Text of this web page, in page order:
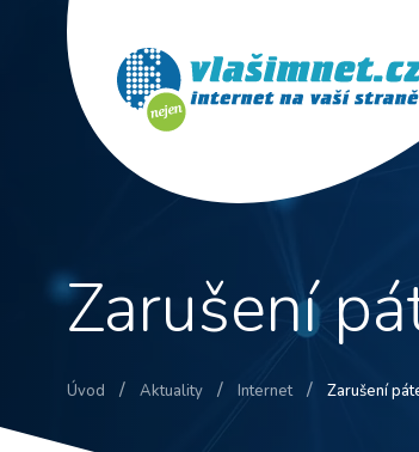
Zarušení
Úvod / Aktuality / Internet / Zarušení